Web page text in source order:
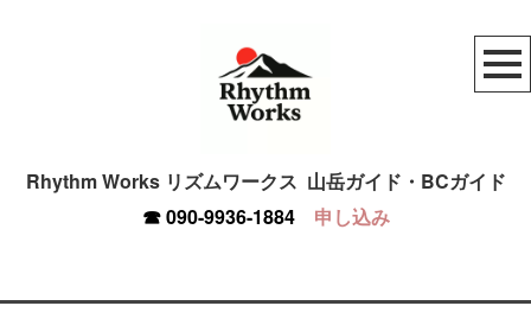
Rhythm Works リズムワークス 山岳ガイド・BCガイド
☎︎090-9936-1884 申し込み